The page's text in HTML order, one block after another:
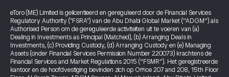
eToro (ME) Limited is gelicentieerd en gereguleerd door de Financial Services
Regulatory Authority ("FSRA") van de Abu Dhabi Global Market (“ADGM”) als
Authorised Person om de gereguleerde activiteiten uit te voeren van (a)
Dealing in Investments as Principal (Matched), (b) Arranging Deals in
Investments, (c) Providing Custody, (d) Arranging Custody en (e) Managing
Assets (onder Financial Services Permission Number 220073) krachtens de
Financial Services and Market Regulations 2015 (“FSMR”). Het geregistreerde
kantoor en de hoofdvestiging bevinden zich op Office 207 and 208, 15th Floor